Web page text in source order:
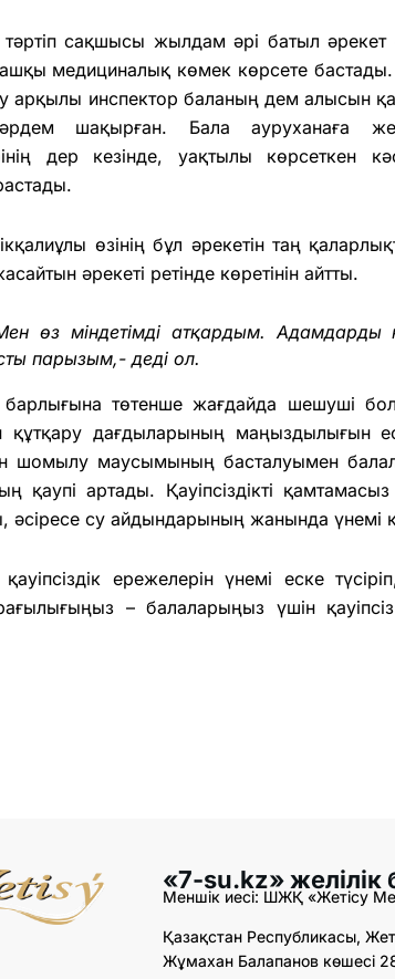
сақшысы жылдам әрі батыл
медициналық көмек көрсете
арқылы инспектор баланың дем алысын
шақырған. Бала ауруханаға
дер кезінде, уақтылы көрсеткен
өзінің бұл әрекетін таң
әрекеті ретінде көретінін айтты.
өз міндетімді атқардым. Адамдарды
парызым,- деді ол.
барлығына төтенше жағдайда шешуші
құтқару дағдыларының маңыздылығын
шомылу маусымының басталуымен
қаупі артады. Қауіпсіздікті
әсіресе су айдындарының жанында үнемі
ережелерін үнемі еске
– балаларыңыз үшін
«7-su.kz»
Меншік иесі: ШЖҚ «Жетісу
Қазақстан Республикасы,
Жұмахан Балапанов көшесі